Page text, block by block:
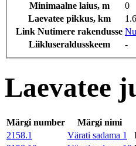
Minimaalne laius, m
0
Laevatee pikkus, km
Link Nutimere rakendusse
Liikluseraldusskeem
-
Laevatee
Märgi number Märgi nimi
2158.1
Värati sadama 1